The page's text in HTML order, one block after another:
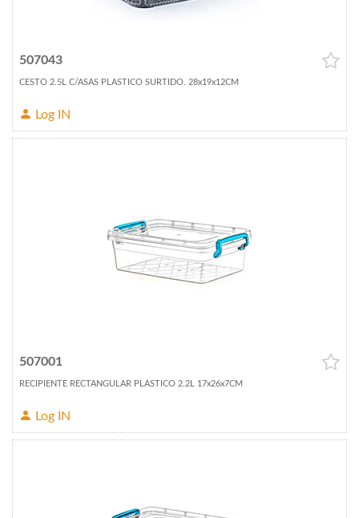
507043
CESTO 2.5L C/ASAS PLASTICO SURTIDO. 28x19x12CM
Log IN
507001
RECIPIENTE RECTANGULAR PLASTICO 2.2L 17x26x7CM
Log IN